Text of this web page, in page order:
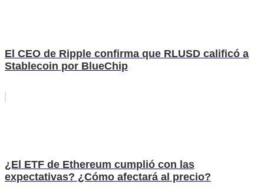
El CEO de Ripple confirma que RLUSD calificó a
Stablecoin por BlueChip
¿El ETF de Ethereum cumplió con las
expectativas? ¿Cómo afectará al precio?